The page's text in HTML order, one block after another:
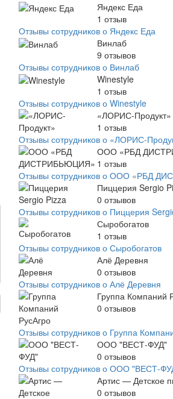
Яндекс Еда
1 отзыв
Отзывы сотрудников о Яндекс Еда
Винлаб
9 отзывов
Отзывы сотрудников о Винлаб
Winestyle
1 отзыв
Отзывы сотрудников о Winestyle
«ЛОРИС-Продукт»
1 отзыв
Отзывы сотрудников о «ЛОРИС-
ООО «РБД
1 отзыв
Отзывы сотрудников о ООО «РБД
Пиццерия Sergio
0 отзывов
Отзывы сотрудников о Пиццерия
Сыробогатов
1 отзыв
Отзывы сотрудников о Сыробогатов
Алё Деревня
0 отзывов
Отзывы сотрудников о Алё Деревня
Группа Компаний
0 отзывов
Отзывы сотрудников о Группа
ООО "ВЕСТ-ФУД"
0 отзывов
Отзывы сотрудников о ООО "ВЕСТ-
Артис — Детское
0 отзывов